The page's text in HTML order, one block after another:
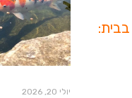
בבית:
יולי 20, 2026